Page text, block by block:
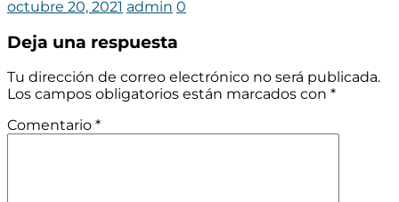
octubre 20, 2021 admin 0
Deja una respuesta
Tu dirección de correo electrónico no será publicada.
Los campos obligatorios están marcados con *
Comentario *